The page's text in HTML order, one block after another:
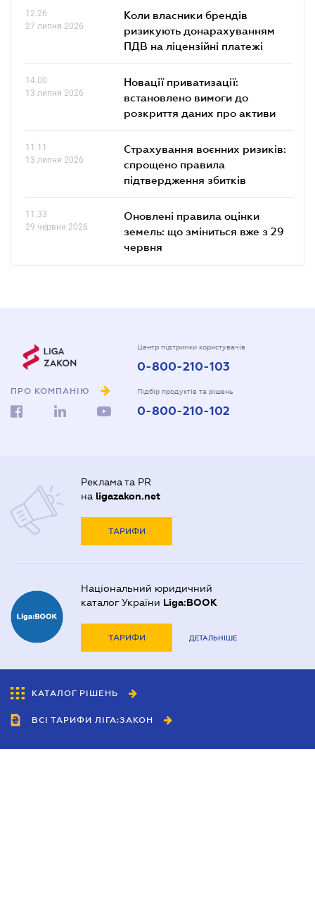
12.26
27 липня 2026
Коли власники брендів
ризикують донарахуванням
ПДВ на ліцензійні платежі
14.00
13 липня 2026
Новації приватизації:
встановлено вимоги до
розкриття даних про активи
11.11
13 липня 2026
Страхування воєнних ризиків:
спрощено правила
підтвердження збитків
11.33
29 червня 2026
Оновлені правила оцінки
земель: що зміниться вже з 29
червня
ПРО КОМПАНІЮ
Центр підтримки користувачів
0-800-210-103
Підбір продуктів та рішень
0-800-210-102
Реклама та PR
на ligazakon.net
ТАРИФИ
Національний юридичний
каталог України Liga:BOOK
ТАРИФИ ДЕТАЛЬНІШЕ
КАТАЛОГ РІШЕНЬ
ВСІ ТАРИФИ ЛІГА:ЗАКОН